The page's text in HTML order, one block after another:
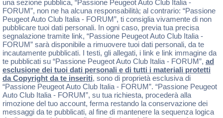
una sezione pubblica, “Passione Peugeot Auto Club Italia -
FORUM”, non ne ha alcuna responsabilità; al contrario: “Passione
Peugeot Auto Club Italia - FORUM”, ti consiglia vivamente di non
pubblicare tuoi dati personali. In ogni caso, previa tua precisa
segnalazione tramite link, “Passione Peugeot Auto Club Italia -
FORUM” sarà disponibile a rimuovere tuoi dati personali, da te
incautamente pubblicati. I testi, gli allegati, i link e link immagine da
te pubblicati su “Passione Peugeot Auto Club Italia - FORUM”, ad
esclusione dei tuoi dati personali e di tutti i materiali protetti
da Copyright da te inseriti, sono di proprietà esclusiva di
“Passione Peugeot Auto Club Italia - FORUM”. “Passione Peugeot
Auto Club Italia - FORUM”, su tua richiesta, procederà alla
rimozione del tuo account, ferma restando la conservazione dei
messaggi da te pubblicati, al fine di mantenere la sequenza logica